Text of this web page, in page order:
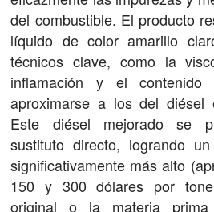
del combustible. El producto
líquido de color amarillo
técnicos clave, como la
inflamación y el contenido
aproximarse a los del diésel
Este diésel mejorado se
sustituto directo, logrando
significativamente más alto
150 y 300 dólares por
original o la materia